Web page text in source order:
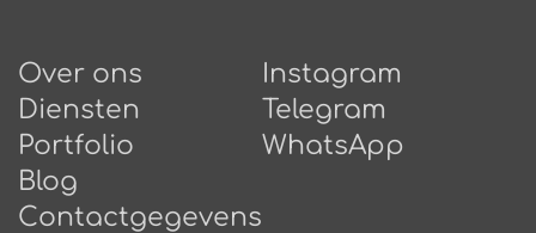
Over ons
Diensten
Portfolio
Blog
Сontactgegevens
Instagram
Telegram
WhatsApp